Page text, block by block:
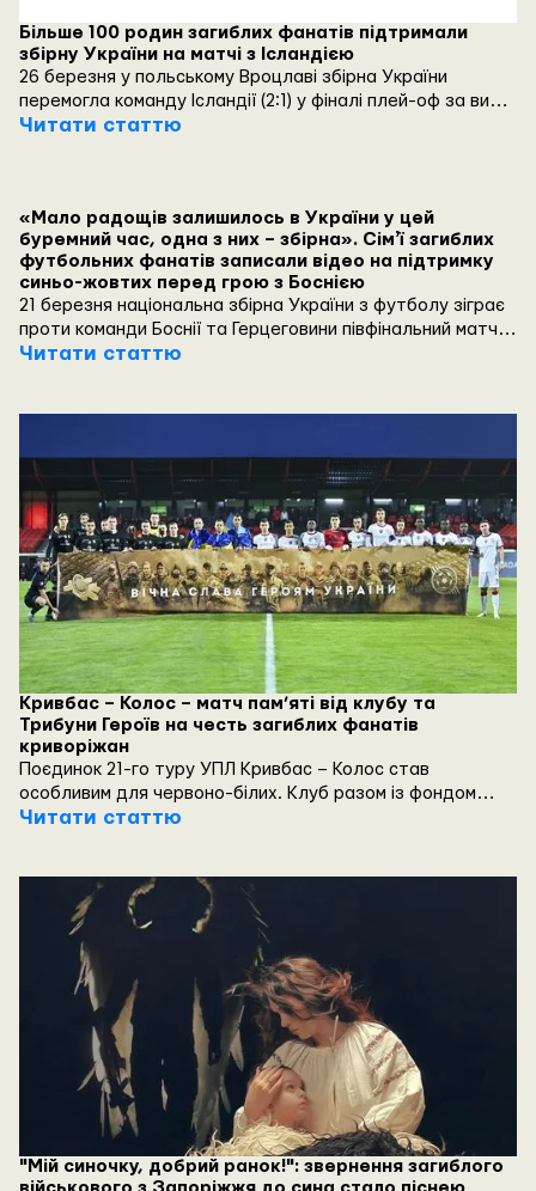
Більше 100 родин загиблих фанатів підтримали
збірну України на матчі з Ісландією
26 березня у польському Вроцлаві збірна України
перемогла команду Ісландії (2:1) у фіналі плей-оф за вихід
на Євро-2024.
Читати статтю
«Мало радощів залишилось в України у цей
буремний час, одна з них – збірна». Сімʼї загиблих
футбольних фанатів записали відео на підтримку
синьо-жовтих перед грою з Боснією
21 березня національна збірна України з футболу зіграє
проти команди Боснії та Герцеговини півфінальний матч
плей-офф відбору до Євро-2024. Напередодні матчу
Читати статтю
Кривбас – Колос – матч пам’яті від клубу та
Трибуни Героїв на честь загиблих фанатів
криворіжан
Поєдинок 21-го туру УПЛ Кривбас – Колос став
особливим для червоно-білих. Клуб разом із фондом
Трибуна Героїв присвятили цю гру пам’яті загиблих та
фанатів Кривбаса.
Читати статтю
"Мій синочку, добрий ранок!": звернення загиблого